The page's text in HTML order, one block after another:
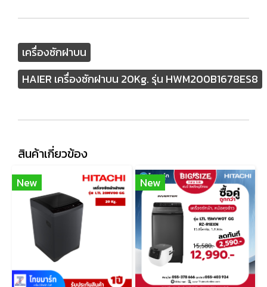
เครื่องซักฝาบน
HAIER เครื่องซักฝาบน 20Kg. รุ่น HWM200B1678ES8
สินค้าเกี่ยวข้อง
New New